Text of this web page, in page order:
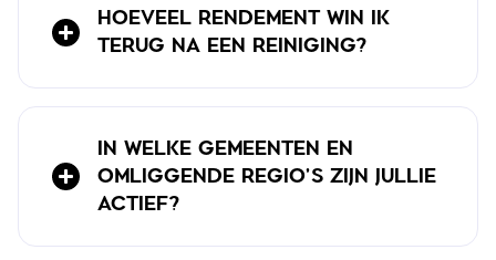
HOEVEEL RENDEMENT WIN IK
TERUG NA EEN REINIGING?
IN WELKE GEMEENTEN EN
OMLIGGENDE REGIO'S ZIJN JULLIE
ACTIEF?